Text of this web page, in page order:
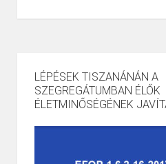
LÉPÉSEK TISZANÁNÁN A
SZEGREGÁTUMBAN ÉLŐK
ÉLETMINŐSÉGÉNEK